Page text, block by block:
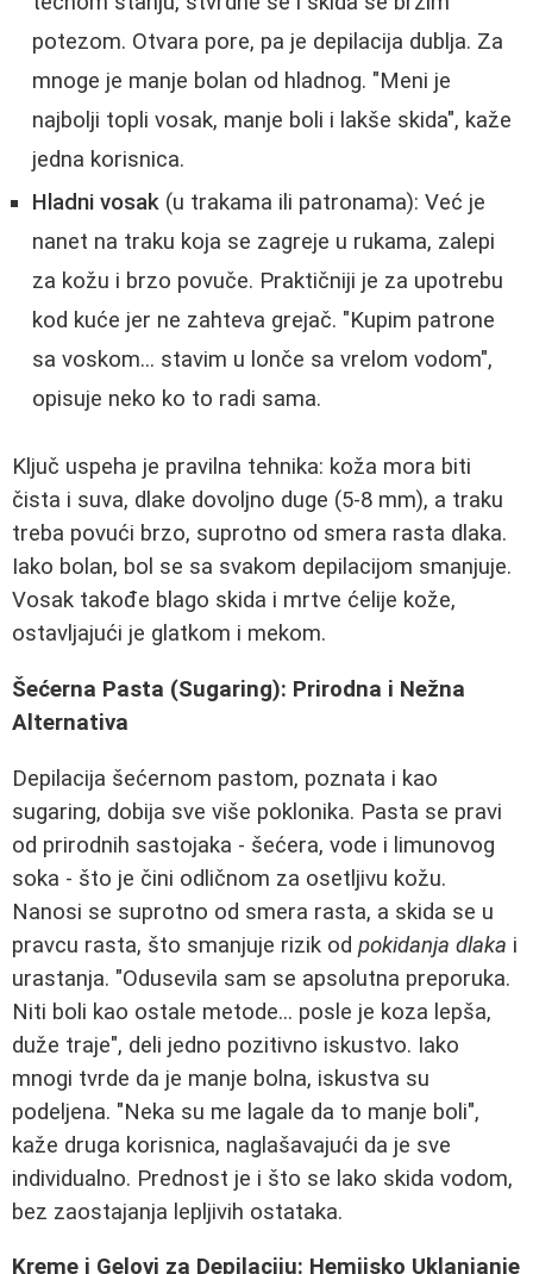
potezom. Otvara pore, pa je depilacija dublja. Za
mnoge je manje bolan od hladnog. "Meni je
najbolji topli vosak, manje boli i lakše skida", kaže
jedna korisnica.
Hladni vosak (u trakama ili patronama): Već je
nanet na traku koja se zagreje u rukama, zalepi
za kožu i brzo povuče. Praktičniji je za upotrebu
kod kuće jer ne zahteva grejač. "Kupim patrone
sa voskom... stavim u lonče sa vrelom vodom",
opisuje neko ko to radi sama.
Ključ uspeha je pravilna tehnika: koža mora biti
čista i suva, dlake dovoljno duge (5-8 mm), a traku
treba povući brzo, suprotno od smera rasta dlaka.
Iako bolan, bol se sa svakom depilacijom smanjuje.
Vosak takođe blago skida i mrtve ćelije kože,
ostavljajući je glatkom i mekom.
Šećerna Pasta (Sugaring): Prirodna i Nežna
Alternativa
Depilacija šećernom pastom, poznata i kao
sugaring, dobija sve više poklonika. Pasta se pravi
od prirodnih sastojaka - šećera, vode i limunovog
soka - što je čini odličnom za osetljivu kožu.
Nanosi se suprotno od smera rasta, a skida se u
pravcu rasta, što smanjuje rizik od pokidanja dlaka i
urastanja. "Odusevila sam se apsolutna preporuka.
Niti boli kao ostale metode... posle je koza lepša,
duže traje", deli jedno pozitivno iskustvo. Iako
mnogi tvrde da je manje bolna, iskustva su
podeljena. "Neka su me lagale da to manje boli",
kaže druga korisnica, naglašavajući da je sve
individualno. Prednost je i što se lako skida vodom,
bez zaostajanja lepljivih ostataka.
Kreme i Gelovi za Depilaciju: Hemijsko Uklanjanje